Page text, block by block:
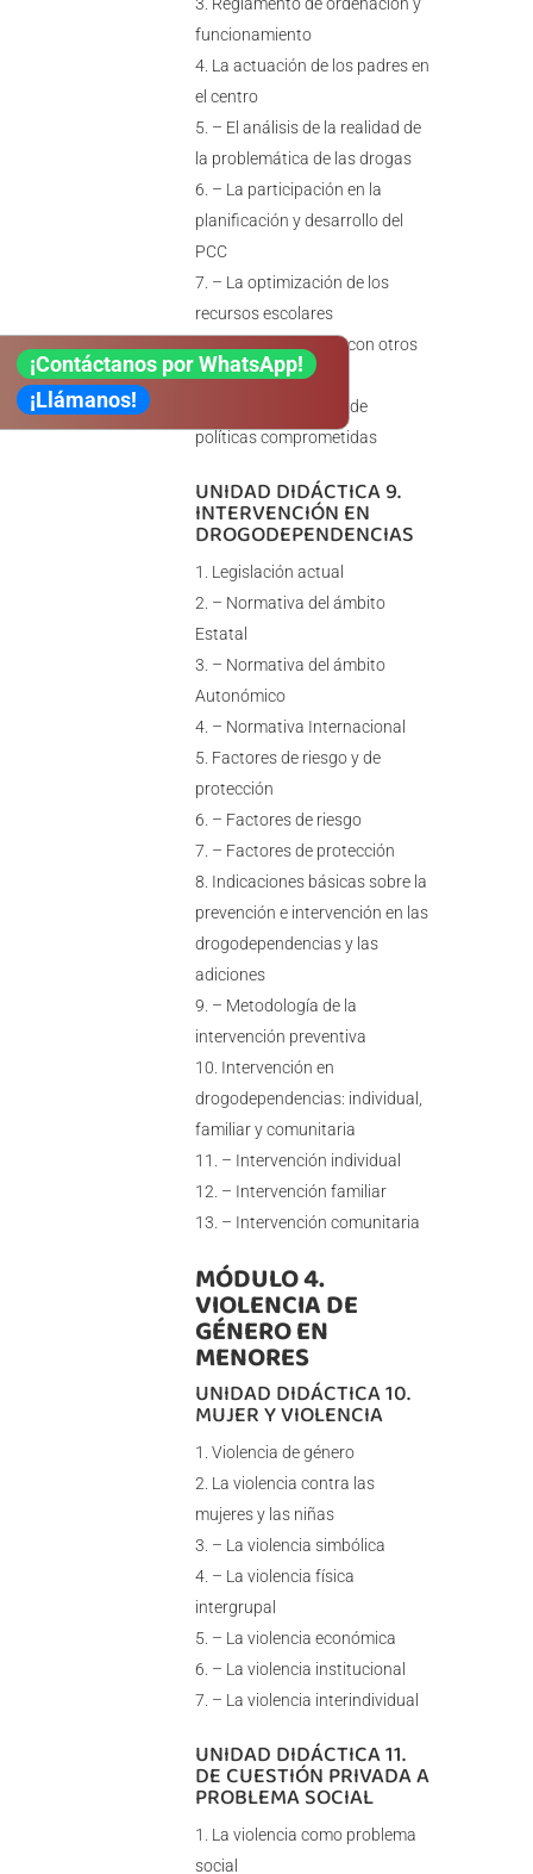
Reglamento de ordenación y
funcionamiento
La actuación de los padres en
el centro
– El análisis de la realidad de
la problemática de las drogas
– La participación en la
planificación y desarrollo del
PCC
– La optimización de los
recursos escolares
– La coordinación con otros
agentes sociales
– La dinamización de
políticas comprometidas
UNIDAD DIDÁCTICA 9.
INTERVENCIÓN EN
DROGODEPENDENCIAS
Legislación actual
– Normativa del ámbito
Estatal
– Normativa del ámbito
Autonómico
– Normativa Internacional
Factores de riesgo y de
protección
– Factores de riesgo
– Factores de protección
Indicaciones básicas sobre la
prevención e intervención en las
drogodependencias y las
adiciones
– Metodología de la
intervención preventiva
Intervención en
drogodependencias: individual,
familiar y comunitaria
– Intervención individual
– Intervención familiar
– Intervención comunitaria
MÓDULO 4.
VIOLENCIA DE
GÉNERO EN
MENORES
UNIDAD DIDÁCTICA 10.
MUJER Y VIOLENCIA
Violencia de género
La violencia contra las
mujeres y las niñas
– La violencia simbólica
– La violencia física
intergrupal
– La violencia económica
– La violencia institucional
– La violencia interindividual
UNIDAD DIDÁCTICA 11.
DE CUESTIÓN PRIVADA A
PROBLEMA SOCIAL
La violencia como problema
social
¡Contáctanos por WhatsApp!
¡Llámanos!